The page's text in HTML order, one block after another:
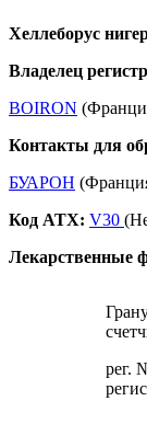
Хеллеборус
Владелец
BOIRON
Контакты для
БУАРОН
Код ATX: V30
Лекарственные
рег.